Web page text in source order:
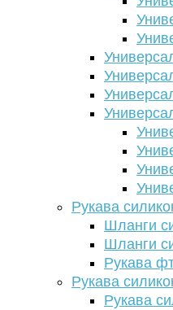
Рукава
Шланги
Шланги
Рукава
Рукава
Рукава